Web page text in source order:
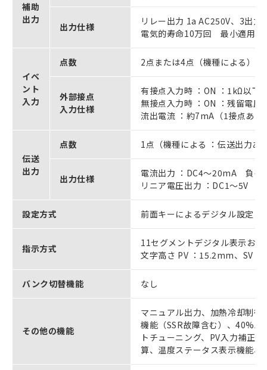
補助
出力
出力仕様
リレー出力 1a AC250V、3出力
電気的寿命10万回 最小適用負
イベ
ント
入力
点数 2点または4点（機種による）
外部接点
入力仕様
有接点入力時 ：ON ：1kΩ以
無接点入力時 ：ON ：残留電
流出電流 ：約7mA（1接点あた
伝送
出力
点数 1点（機種による ：伝送出力あ
出力仕様
電流出力 ：DC4～20mA 負
リニア電圧出力 ：DC1～5V
設定方式 前面キーによるデジタル設定
指示方式
11セグメントデジタル表示お
文字高さ PV ：15.2mm、SV
バンク切替機能 なし
その他の機能
マニュアル出力、加熱冷却制
機能（SSR故障含む）、
トチューニング、PV入力補正
算、温度ステータス表示機能